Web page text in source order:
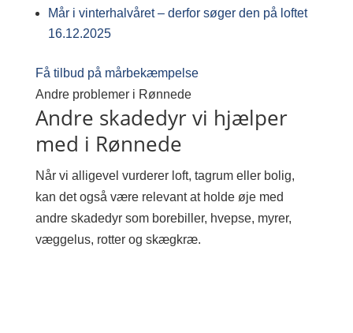
Mår i vinterhalvåret – derfor søger den på loftet
16.12.2025
Få tilbud på mårbekæmpelse
Andre problemer i Rønnede
Andre skadedyr vi hjælper
med i Rønnede
Når vi alligevel vurderer loft, tagrum eller bolig,
kan det også være relevant at holde øje med
andre skadedyr som borebiller, hvepse, myrer,
væggelus, rotter og skægkræ.